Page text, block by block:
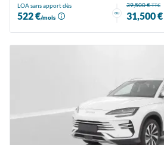
LOA sans apport dès
522 €/mois
ou
39,500 €TTC
31,500 €